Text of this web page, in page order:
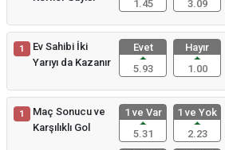
1.45
3.09
1
Ev Sahibi İki
Yarıyı da Kazanır
Evet
5.93
Hayır
1.00
1
Maç Sonucu ve
Karşılıklı Gol
1 ve Var
5.31
1 ve Yok
2.23